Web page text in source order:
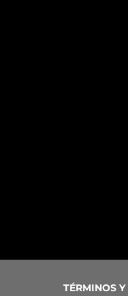
TÉRMINOS